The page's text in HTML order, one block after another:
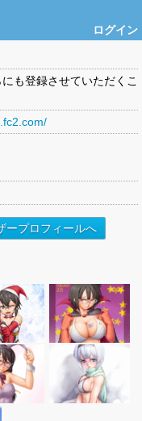
ログイン
も登録させていただくこ
ープロフィールへ